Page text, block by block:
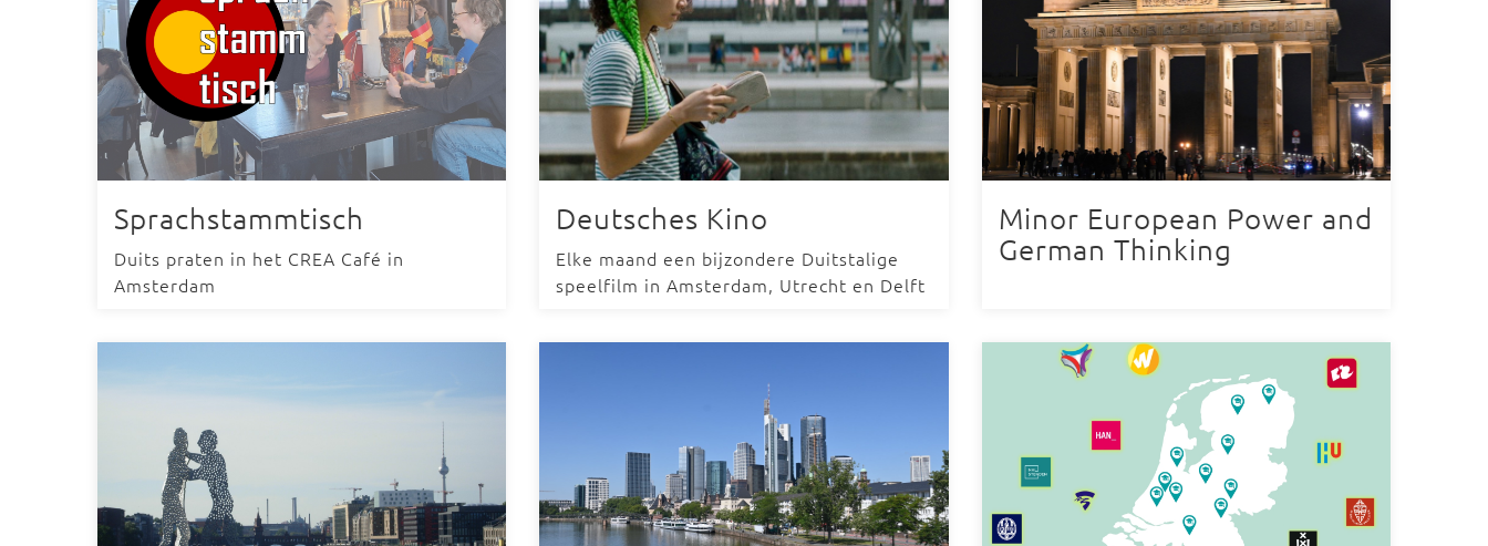
Sprachstammtisch
Duits praten in het CREA Café in
Amsterdam
Deutsches Kino
Elke maand een bijzondere Duitstalige
speelfilm in Amsterdam, Utrecht en Delft
Minor European Power and
German Thinking